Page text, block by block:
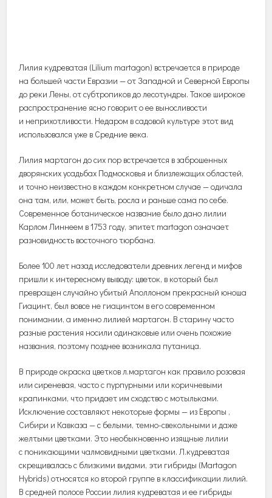
Лилия кудреватая (Lilium martagon) встречается в природе
на большей части Евразии — от Западной и Северной Европы
до реки Лены, от субтропиков до лесотундры. Такое широкое
распространение ясно говорит о ее выносливости
и неприхотливости. Недаром в садовой культуре этот вид
использовался уже в Средние века.
Лилия мартагон до сих пор встречается в заброшенных
дворянских усадьбах Подмосковья и близлежащих областей,
и точно неизвестно в каждом конкретном случае — одичала
она там, или, может быть, росла и раньше сама по себе.
Современное ботаническое название было дано лилии
Карлом Линнеем в 1753 году, эпитет martagon означает
разновидность восточного тюрбана.
Более 100 лет назад исследователи древних легенд и мифов
пришли к интересному выводу: цветок, в который был
превращен случайно убитый Аполлоном прекрасный юноша
Гиацинт, был вовсе не гиацинтом в его современном
понимании, а именно лилией мартагон. В старину часто
разные растения носили одинаковые или очень похожие
названия, поэтому позднее возникала путаница.
В природе окраска цветков л.мартагон как правило розовая
или сиреневая, часто с пурпурными или коричневыми
крапинками, что придает им сходство с мотыльками.
Исключение составляют некоторые формы — из Европы ,
Сибири и Кавказа — с белыми, темно-свекольными и даже
желтыми цветками. Это необыкновенно изящные лилии
с поникающими чалмовидными цветками. Л.кудреватая
скрещивалась с близкими видами, эти гибриды (Martagon
Hybrids) относятся ко второй группе в классификации лилий.
В средней полосе России лилия кудреватая и ее гибриды